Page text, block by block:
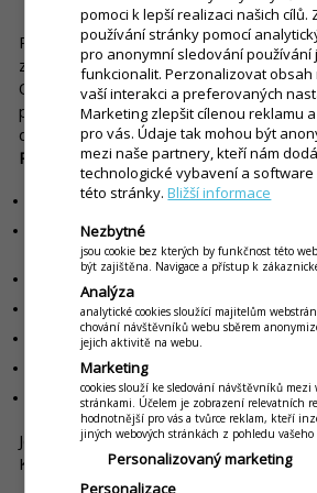
Podstatné je sepsánízakladatelské
zakladatelů, pak musí mít právní formu
Oba typy dokumentů se sepisují
pak může být nápomocný i tím, že
do registru. Jeho služby jsou
Poplatkyjsoufixně stanovenéa mezi ty
notářský zápis o založení „jednoduché“ s. r. o.:
sepsání notářského zápisu o osvědčení pro
rejstříku: 1 000 Kč,
odměna za zápis do obchodního rejstříku: 300
výpis z rejstříku trestů: 100 Kč,
úřední ověření podpisu na souhlasu s
výpis z katastru nemovitostí: 100 Kč,
úřední ověření podpisu na prohlášení
Je třeba pamatovat i na soudní poplatek,
Kč, a poplatek bance.
pomoci k lepší realizaci našich cílů.
používání stránky pomocí
pro anonymní sledování používání
funkcionalit. Perzonalizovat obsah
vaší interakci a preferovaných
Marketing zlepšit cílenou reklamu
pro vás. Údaje tak mohou být
mezi naše partnery, kteří nám
technologické vybavení a
této stránky.Bližší informace
Nezbytné
jsou cookie bez kterých by funkčnost této
být zajištěna. Navigace a přístup k
Analýza
analytické cookies sloužící majitelům
chování návštěvníků webu sběrem
jejich aktivitě na webu.
Marketing
cookies slouží ke sledování návštěvníků mezi
stránkami. Účelem je zobrazení relevatních
hodnotnější pro vás a tvůrce reklam, kteří
jiných webových stránkách z pohledu vašeho
Personalizovaný marketing
Personalizace